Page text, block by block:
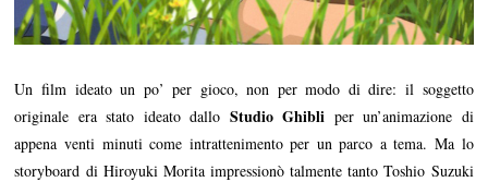
Un film ideato un po’ per gioco, non per modo di dire: il soggetto
originale era stato ideato dallo Studio Ghibli per un’animazione di
appena venti minuti come intrattenimento per un parco a tema. Ma lo
storyboard di Hiroyuki Morita impressionò talmente tanto Toshio Suzuki